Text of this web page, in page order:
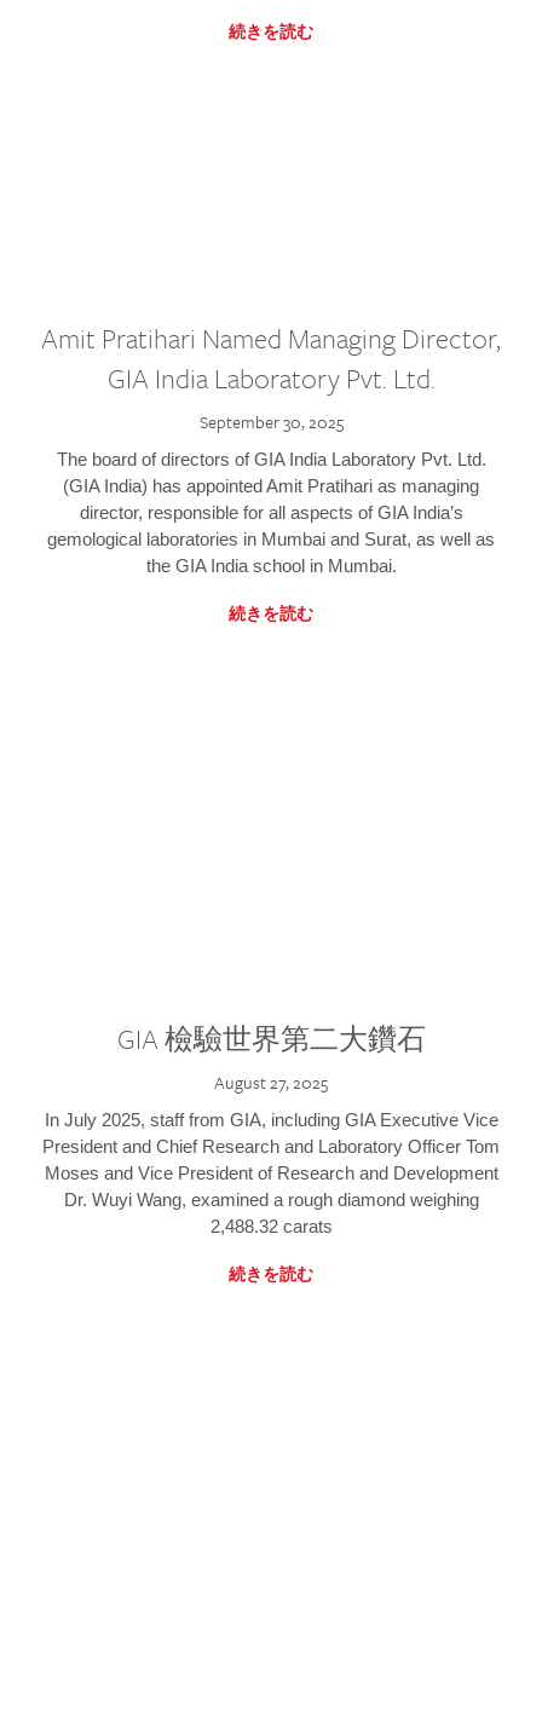
続きを読む
Amit Pratihari Named Managing Director,
GIA India Laboratory Pvt. Ltd.
September 30, 2025
The board of directors of GIA India Laboratory Pvt. Ltd.
(GIA India) has appointed Amit Pratihari as managing
director, responsible for all aspects of GIA India’s
gemological laboratories in Mumbai and Surat, as well as
the GIA India school in Mumbai.
続きを読む
GIA 檢驗世界第二大鑽石
August 27, 2025
In July 2025, staff from GIA, including GIA Executive Vice
President and Chief Research and Laboratory Officer Tom
Moses and Vice President of Research and Development
Dr. Wuyi Wang, examined a rough diamond weighing
2,488.32 carats
続きを読む